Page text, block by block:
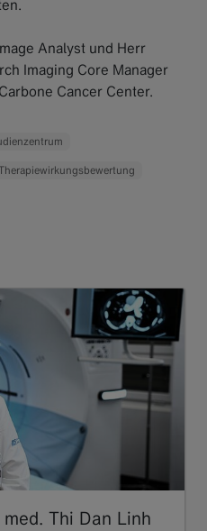
Analyst und Herr
Imaging Core Manager
Cancer Center.
Thi Dan Linh